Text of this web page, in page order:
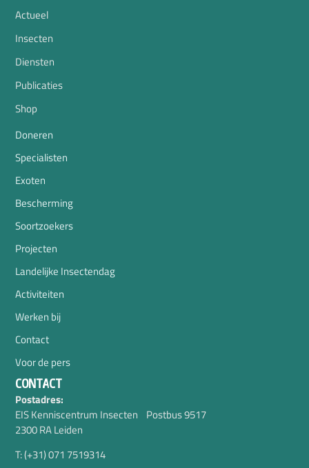
Actueel
Insecten
Diensten
Publicaties
Shop
Doneren
Specialisten
Exoten
Bescherming
Soortzoekers
Projecten
Landelijke Insectendag
Activiteiten
Werken bij
Contact
Voor de pers
CONTACT
Postadres:
EIS Kenniscentrum Insecten Postbus 9517
2300 RA Leiden
T: (+31) 071 7519314